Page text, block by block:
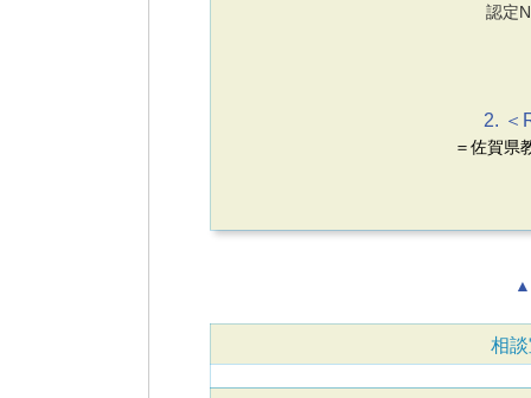
認定
2. ＜
＝佐賀県
▲
相